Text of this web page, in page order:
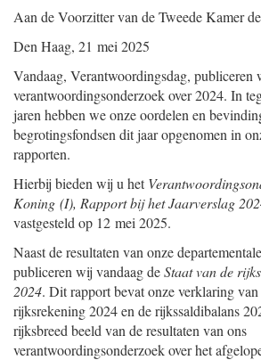
Aan de Voorzitter van de Tweede Kamer
Den Haag, 21 mei 2025
Vandaag, Verantwoordingsdag, publiceren
verantwoordingsonderzoek over 2024. In
jaren hebben we onze oordelen en
begrotingsfondsen dit jaar opgenomen in
rapporten.
Hierbij bieden wij u het
Koning (I), Rapport bij het Jaarverslag
vastgesteld op 12 mei 2025.
Naast de resultaten van onze
publiceren wij vandaag deStaat van de
2024. Dit rapport bevat onze verklaring
rijksrekening 2024 en de rijkssaldibalans
rijksbreed beeld van de resultaten van ons
verantwoordingsonderzoek over het